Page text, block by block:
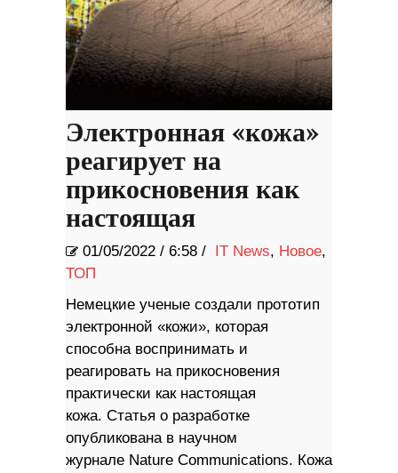
Электронная «кожа»
реагирует на
прикосновения как
настоящая
01/05/2022 / 6:58 / IT News, Новое,
ТОП
Немецкие ученые создали прототип
электронной «кожи», которая
способна воспринимать и
реагировать на прикосновения
практически как настоящая
кожа. Статья о разработке
опубликована в научном
журнале Nature Communications. Кожа